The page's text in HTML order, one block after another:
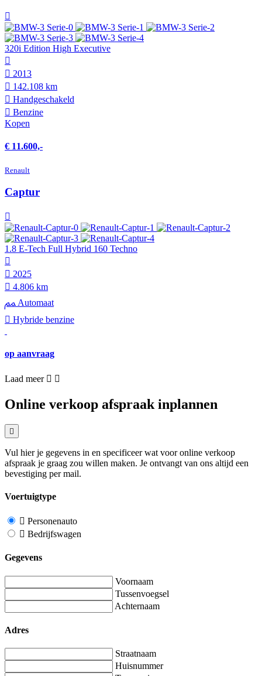
320i Edition High Executive
2013
142.108 km
Hand­geschakeld
Benzine
Kopen
€ 11.600,-
Renault
Captur
1.8 E-Tech Full Hybrid 160 Techno
2025
4.806 km
Automaat
Hybride benzine
op aanvraag
Laad meer
Online verkoop afspraak inplannen
Vul hier je gegevens in en specificeer wat voor online verkoop
afspraak je graag zou willen maken. Je ontvangt van ons altijd een
bevestiging per mail.
Voertuigtype
Personenauto
Bedrijfswagen
Gegevens
Voornaam
Tussenvoegsel
Achternaam
Adres
Straatnaam
Huisnummer